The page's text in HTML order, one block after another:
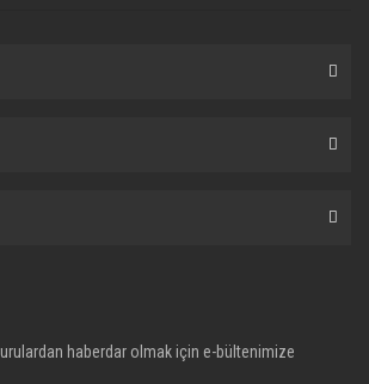
haberdar olmak için e-bültenimize